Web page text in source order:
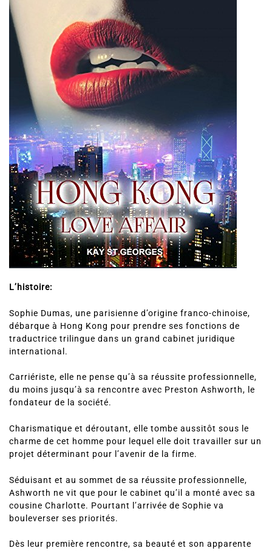
L’histoire:
Sophie Dumas, une parisienne d’origine franco-chinoise,
débarque à Hong Kong pour prendre ses fonctions de
traductrice trilingue dans un grand cabinet juridique
international.
Carriériste, elle ne pense qu’à sa réussite professionnelle,
du moins jusqu’à sa rencontre avec Preston Ashworth, le
fondateur de la société.
Charismatique et déroutant, elle tombe aussitôt sous le
charme de cet homme pour lequel elle doit travailler sur un
projet déterminant pour l’avenir de la firme.
Séduisant et au sommet de sa réussite professionnelle,
Ashworth ne vit que pour le cabinet qu’il a monté avec sa
cousine Charlotte. Pourtant l’arrivée de Sophie va
bouleverser ses priorités.
Dès leur première rencontre, sa beauté et son apparente